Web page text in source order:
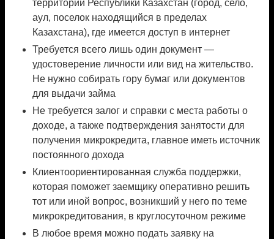
территории Республики Казахстан (город, село,
аул, поселок находящийся в пределах
Казахстана), где имеется доступ в интернет
Требуется всего лишь один документ —
удостоверение личности или вид на жительство.
Не нужно собирать гору бумаг или документов
для выдачи займа
Не требуется залог и справки с места работы о
доходе, а также подтверждения занятости для
получения микрокредита, главное иметь источник
постоянного дохода
Клиентоориентированная служба поддержки,
которая поможет заемщику оперативно решить
тот или иной вопрос, возникший у него по теме
микрокредитования, в круглосуточном режиме
В любое время можно подать заявку на